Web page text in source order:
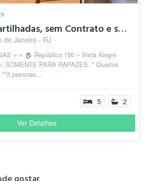
Vagas Compartilhadas, sem Contrato e sem Caução à 700,00 Mês
de Janeiro - RJ
= = 🏠 República 150 – Vista Alegre
SOMENTE PARA RAPAZES. * Quartos
pessoas...
5 2
Ver Detalhes